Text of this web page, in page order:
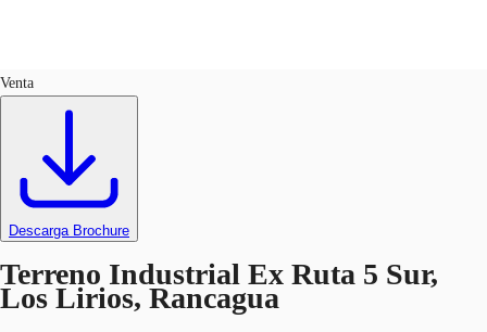
Nuestros servicios
Noticias e Investigaciones
Favoritos
Llama ahora
Venta
Descarga Brochure
Terreno Industrial Ex Ruta 5 Sur,
Los Lirios, Rancagua